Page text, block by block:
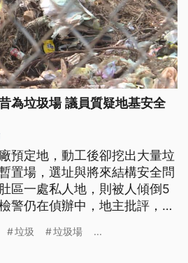
為垃圾場 議員質疑地基安全
預定地，動工後卻挖出大量垃
置場，選址與將來結構安全問
區一處私人地，則被人傾倒5
警仍在偵辦中，地主批評，廢
垃圾 垃圾場 ...